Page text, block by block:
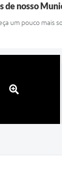
de nosso
um pouco mais